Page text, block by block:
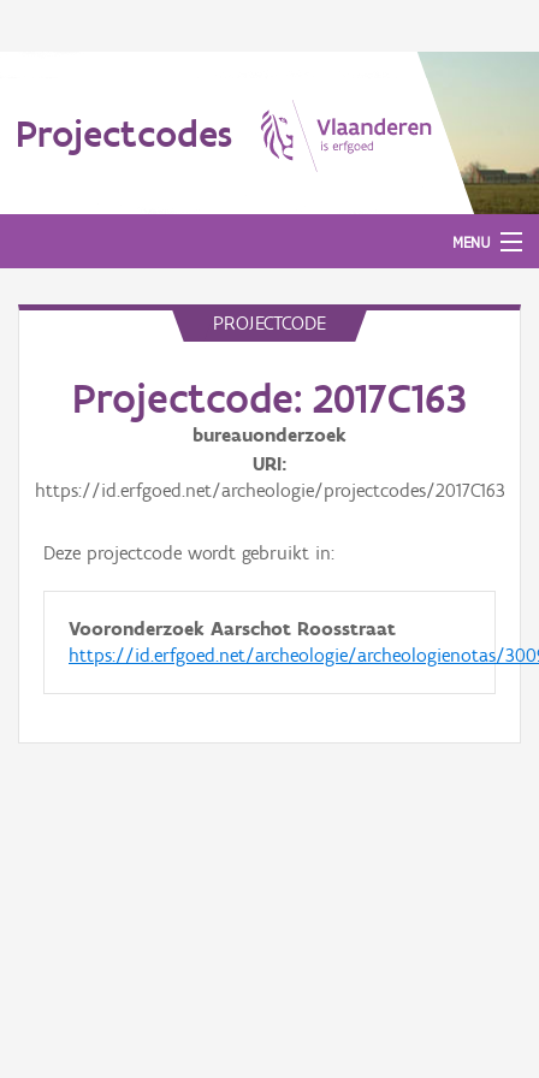
Projectcodes
MENU
PROJECTCODE
Projectcode: 2017C163
bureauonderzoek
URI
https://id.erfgoed.net/archeologie/projectcodes/2017C163
Deze projectcode wordt gebruikt in:
Vooronderzoek Aarschot Roosstraat
https://id.erfgoed.net/archeologie/archeologienotas/